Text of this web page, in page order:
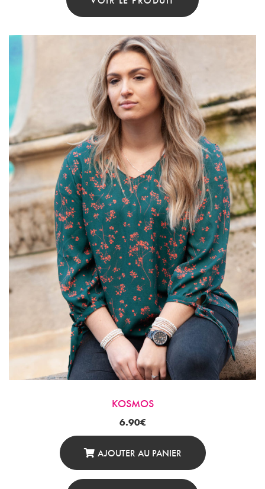
KOSMOS
6.90€
AJOUTER AU PANIER